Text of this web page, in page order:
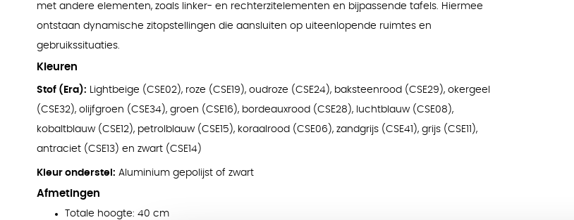
met andere elementen, zoals linker- en rechterzitelementen en bijpassende tafels. Hiermee
ontstaan dynamische zitopstellingen die aansluiten op uiteenlopende ruimtes en
gebruikssituaties.
Kleuren
Stof (Era): Lightbeige (CSE02), roze (CSE19), oudroze (CSE24), baksteenrood (CSE29), okergeel
(CSE32), olijfgroen (CSE34), groen (CSE16), bordeauxrood (CSE28), luchtblauw (CSE08),
kobaltblauw (CSE12), petrolblauw (CSE15), koraalrood (CSE06), zandgrijs (CSE41), grijs (CSE11),
antraciet (CSE13) en zwart (CSE14)
Kleur onderstel: Aluminium gepolijst of zwart
Afmetingen
Totale hoogte: 40 cm